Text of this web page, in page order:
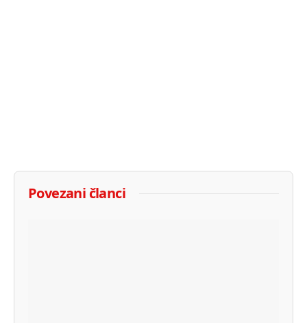
Povezani članci